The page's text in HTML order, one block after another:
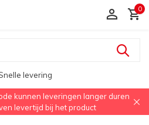
0
levering
kunnen leveringen langer duren
levertijd bij het product